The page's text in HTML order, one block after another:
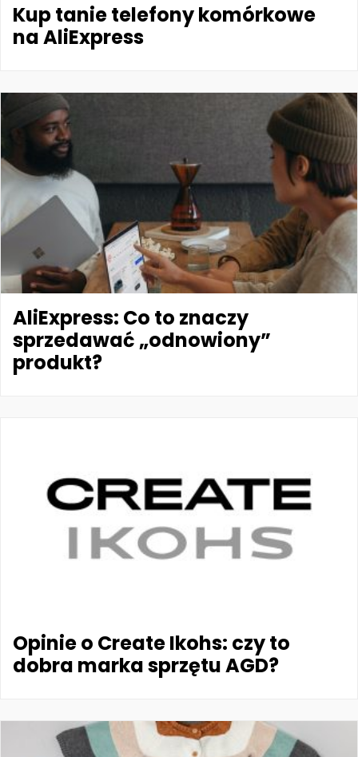
Kup tanie telefony komórkowe
na AliExpress
AliExpress: Co to znaczy
sprzedawać „odnowiony”
produkt?
Opinie o Create Ikohs: czy to
dobra marka sprzętu AGD?